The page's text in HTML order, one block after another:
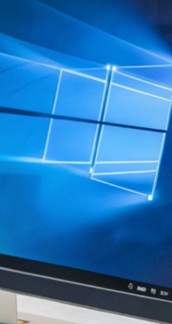
Contact